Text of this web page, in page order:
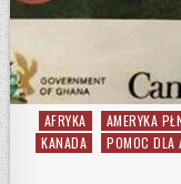
Posted in
AFRYKA AMERYKA
KANADA
POMOC DLA